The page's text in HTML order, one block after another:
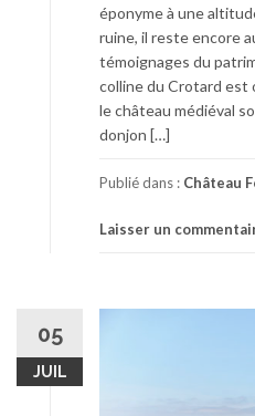
éponyme à une
ruine, il reste encore
témoignages du
colline du Crotard est
le château médiéval
donjon […]
Publié dans : Château
Laisser un
05
JUIL